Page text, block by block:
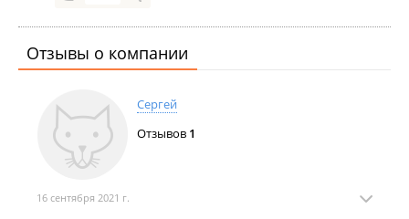
Отзывы о компании
Сергей
Отзывов 1
16 сентября 2021 г.